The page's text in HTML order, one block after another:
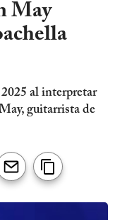
May
al interpretar
guitarrista de